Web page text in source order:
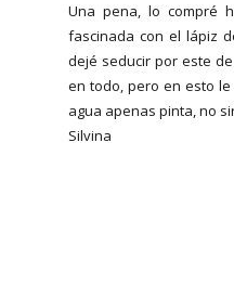
Una pena, lo compré
fascinada con el lápiz
dejé seducir por este
en todo, pero en esto
agua apenas pinta, no
Silvina